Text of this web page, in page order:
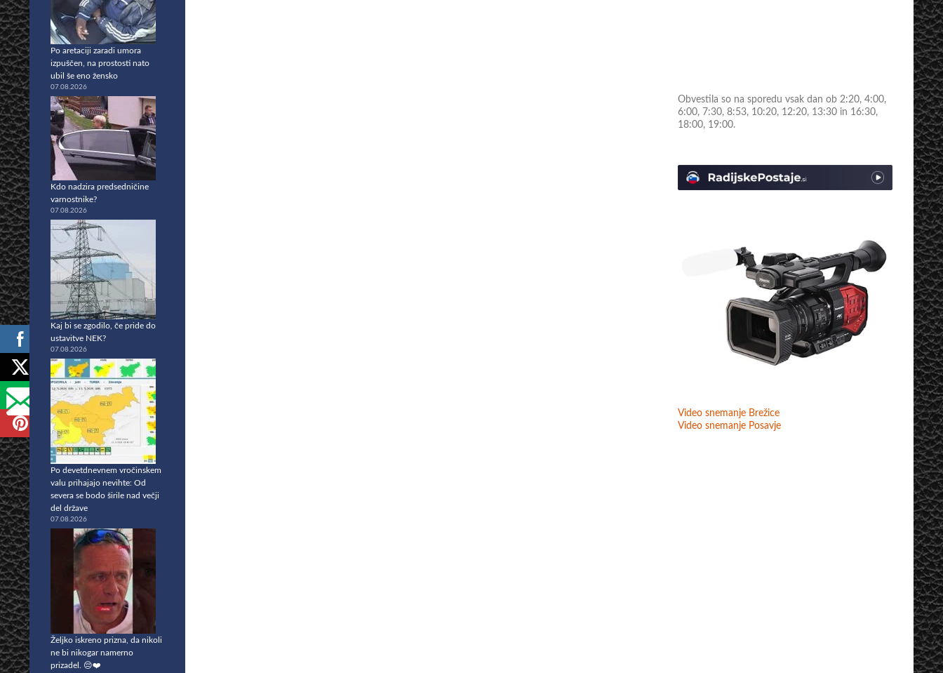
Obvestila so na sporedu vsak dan ob 2:20, 4:00,
6:00, 7:30, 8:53, 10:20, 12:20, 13:30 in 16:30,
18:00, 19:00.
Video snemanje Brežice
Video snemanje Posavje
Po aretaciji zaradi umora
izpuščen, na prostosti nato
ubil še eno žensko
07.08.2026
Kdo nadzira predsedničine
varnostnike?
07.08.2026
Kaj bi se zgodilo, če pride do
ustavitve NEK?
07.08.2026
Po devetdnevnem vročinskem
valu prihajajo nevihte: Od
severa se bodo širile nad večji
del države
07.08.2026
Željko iskreno prizna, da nikoli
ne bi nikogar namerno
prizadel. 😔❤️